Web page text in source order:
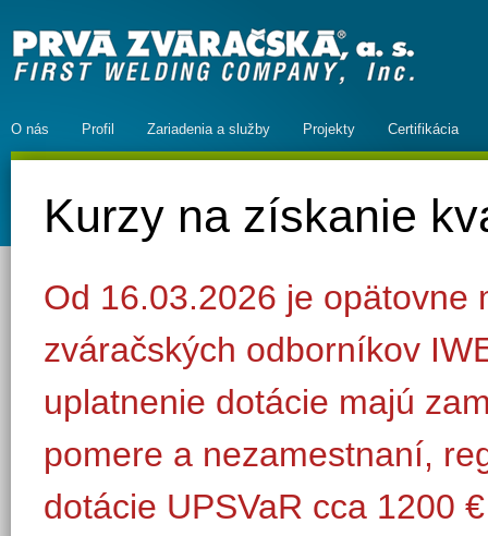
O nás Profil Zariadenia a služby Projekty Certifikácia
Kurzy na získanie
Od 16.03.2026 je opätovne
zváračských odborníkov
uplatnenie dotácie majú
pomere a nezamestnaní,
dotácie UPSVaR cca 1200